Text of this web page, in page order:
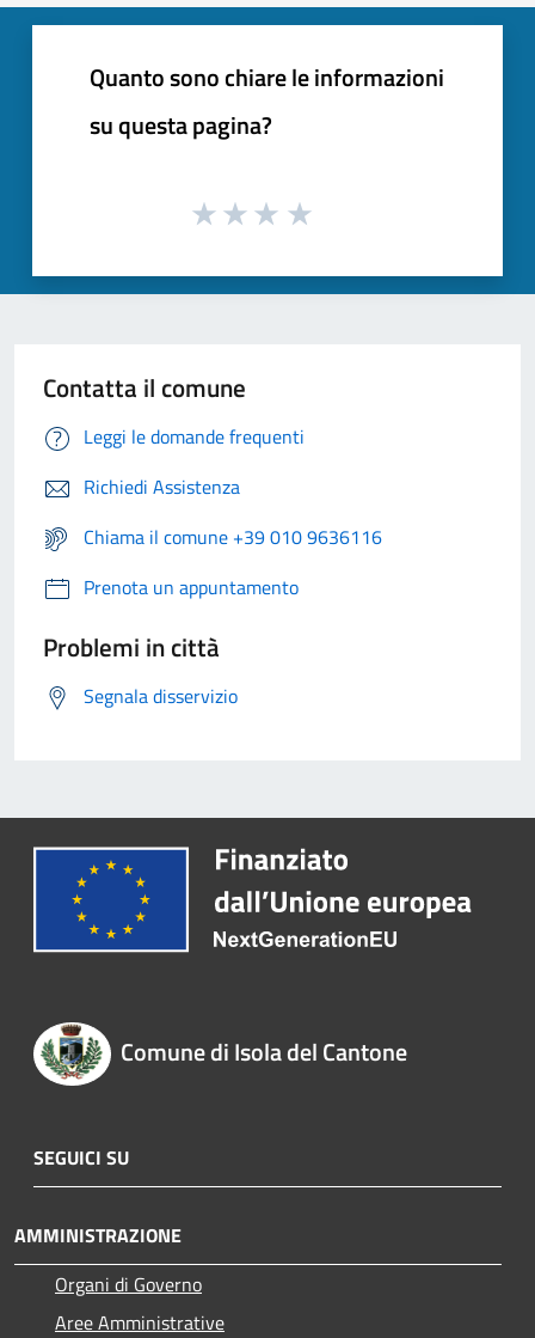
Quanto sono chiare le informazioni
su questa pagina?
Contatta il comune
Leggi le domande frequenti
Richiedi Assistenza
Chiama il comune +39 010 9636116
Prenota un appuntamento
Problemi in città
Segnala disservizio
Comune di Isola del Cantone
SEGUICI SU
AMMINISTRAZIONE
Organi di Governo
Aree Amministrative